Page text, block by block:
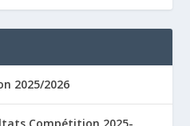
2025/2026